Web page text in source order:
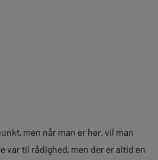
men når man er her, vil man
var til rådighed, men der er altid en